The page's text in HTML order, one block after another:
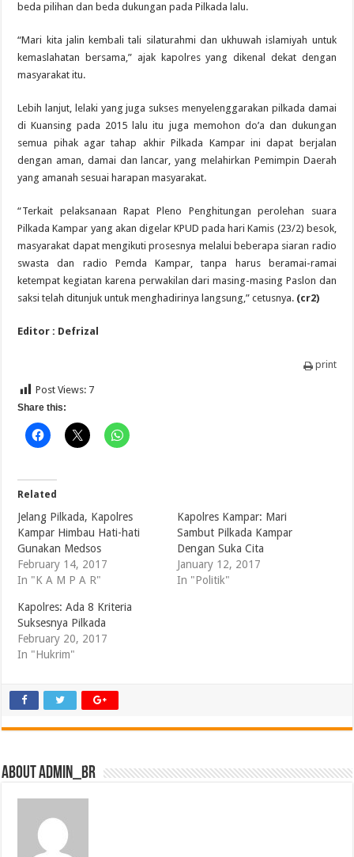
beda pilihan dan beda dukungan pada Pilkada lalu.
“Mari kita jalin kembali tali silaturahmi dan ukhuwah islamiyah untuk
kemaslahatan bersama,” ajak kapolres yang dikenal dekat dengan
masyarakat itu.
Lebih lanjut, lelaki yang juga sukses menyelenggarakan pilkada damai
di Kuansing pada 2015 lalu itu juga memohon do’a dan dukungan
semua pihak agar tahap akhir Pilkada Kampar ini dapat berjalan
dengan aman, damai dan lancar, yang melahirkan Pemimpin Daerah
yang amanah sesuai harapan masyarakat.
“Terkait pelaksanaan Rapat Pleno Penghitungan perolehan suara
Pilkada Kampar yang akan digelar KPUD pada hari Kamis (23/2) besok,
masyarakat dapat mengikuti prosesnya melalui beberapa siaran radio
swasta dan radio Pemda Kampar, tanpa harus beramai-ramai
ketempat kegiatan karena perwakilan dari masing-masing Paslon dan
saksi telah ditunjuk untuk menghadirinya langsung,” cetusnya. (cr2)
Editor : Defrizal
print
Post Views: 7
Share this:
Related
Jelang Pilkada, Kapolres
Kampar Himbau Hati-hati
Gunakan Medsos
February 14, 2017
In "K A M P A R"
Kapolres Kampar: Mari
Sambut Pilkada Kampar
Dengan Suka Cita
January 12, 2017
In "Politik"
Kapolres: Ada 8 Kriteria
Suksesnya Pilkada
February 20, 2017
In "Hukrim"
About admin_br